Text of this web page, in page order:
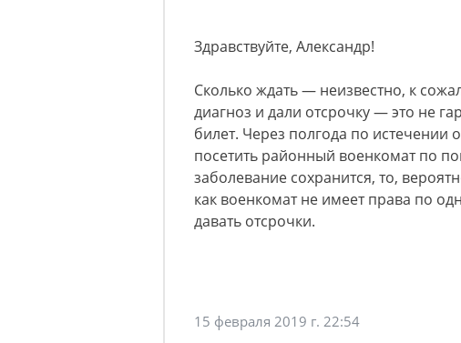
Здравствуйте, Александр!
Сколько ждать — неизвестно, к
диагноз и дали отсрочку — это не
билет. Через полгода по истечении
посетить районный военкомат по
заболевание сохранится, то,
как военкомат не имеет права по
давать отсрочки.
15 февраля 2019 г. 22:54